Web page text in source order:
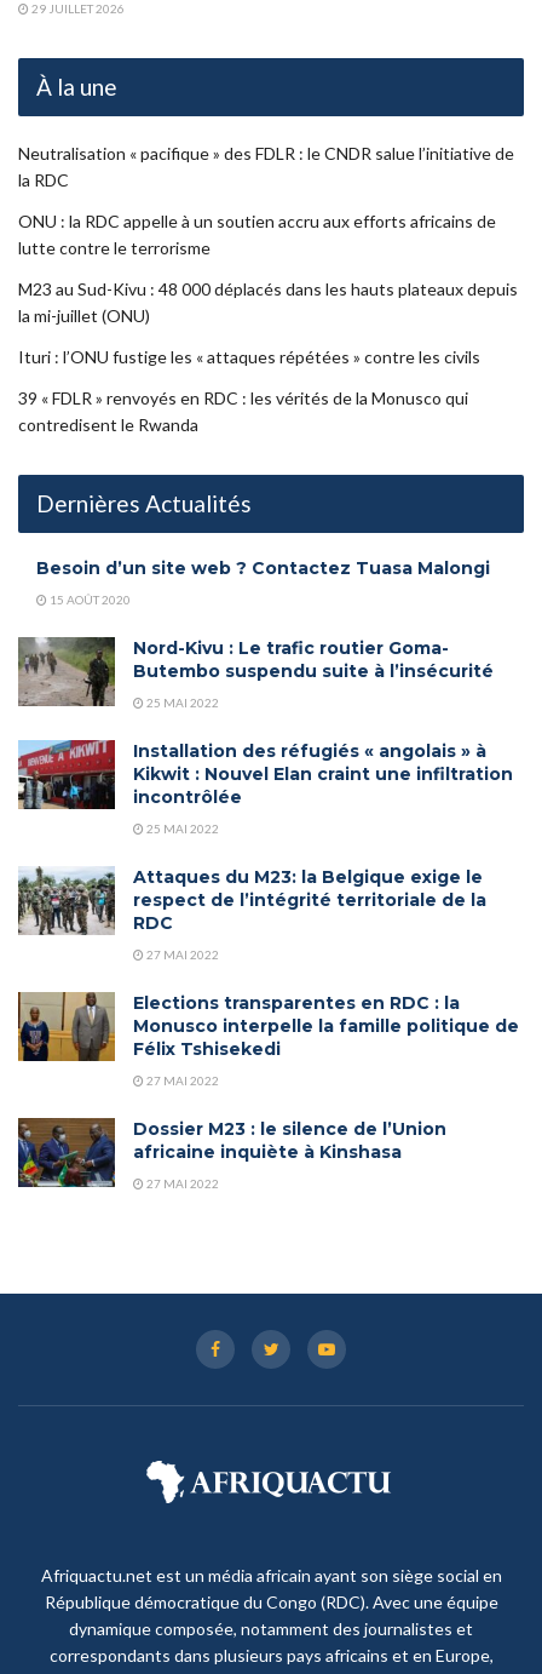
29 JUILLET 2026
À la une
Neutralisation « pacifique » des FDLR : le CNDR salue l’initiative de
la RDC
ONU : la RDC appelle à un soutien accru aux efforts africains de
lutte contre le terrorisme
M23 au Sud-Kivu : 48 000 déplacés dans les hauts plateaux depuis
la mi-juillet (ONU)
Ituri : l’ONU fustige les « attaques répétées » contre les civils
39 « FDLR » renvoyés en RDC : les vérités de la Monusco qui
contredisent le Rwanda
Dernières Actualités
Besoin d’un site web ? Contactez Tuasa Malongi
15 AOÛT 2020
Nord-Kivu : Le trafic routier Goma-
Butembo suspendu suite à l’insécurité
25 MAI 2022
Installation des réfugiés « angolais » à
Kikwit : Nouvel Elan craint une infiltration
incontrôlée
25 MAI 2022
Attaques du M23: la Belgique exige le
respect de l’intégrité territoriale de la
RDC
27 MAI 2022
Elections transparentes en RDC : la
Monusco interpelle la famille politique de
Félix Tshisekedi
27 MAI 2022
Dossier M23 : le silence de l’Union
africaine inquiète à Kinshasa
27 MAI 2022
Afriquactu.net est un média africain ayant son siège social en
République démocratique du Congo (RDC). Avec une équipe
dynamique composée, notamment des journalistes et
correspondants dans plusieurs pays africains et en Europe,